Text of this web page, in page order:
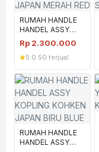
RUMAH HANDLE
HANDEL ASSY
KOPLING KOHKEN
JAPAN MERAH
RED
Rp 2.300.000
5.0 50 terjual
RUMAH HANDLE
HANDEL ASSY